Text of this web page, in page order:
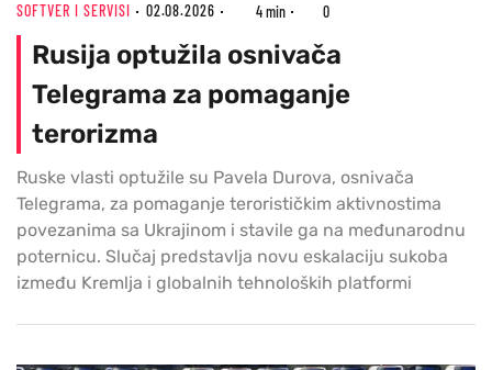
SOFTVER I SERVISI 02.08.2026 4 min 0
Rusija optužila osnivača
Telegrama za pomaganje
terorizma
Ruske vlasti optužile su Pavela Durova, osnivača
Telegrama, za pomaganje terorističkim aktivnostima
povezanima sa Ukrajinom i stavile ga na međunarodnu
poternicu. Slučaj predstavlja novu eskalaciju sukoba
između Kremlja i globalnih tehnoloških platformi